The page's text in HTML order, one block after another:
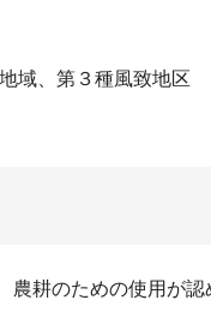
域、第３種風致地区
耕のための使用が